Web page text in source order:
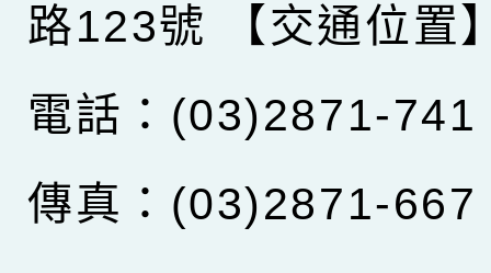
路123號
【交通位置
電話：(03)2871-741
傳真：(03)2871-667